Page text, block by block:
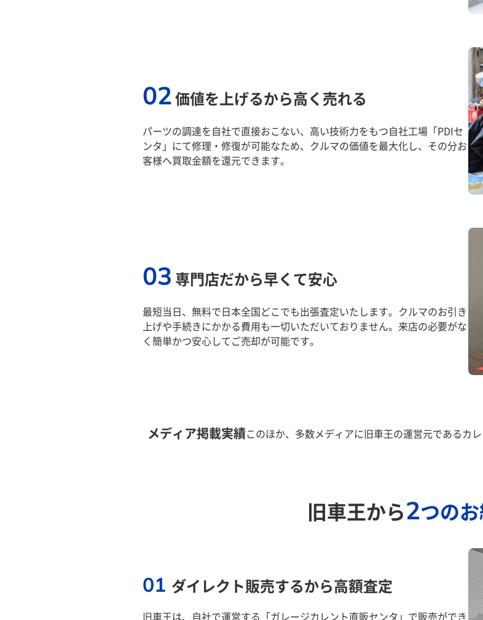
02価値を上げるから高く売れる
パーツの調達を自社で直接おこない、高い技術力をもつ自社工場「PDIセ
ンタ」にて修理・修復が可能なため、クルマの価値を最大化し、その分お
客様へ買取金額を還元できます。
03 専門店だから早くて安心
最短当日、無料で日本全国どこでも出張査定いたします。クルマのお引き
上げや手続きにかかる費用も一切いただいておりません。来店の必要がな
く簡単かつ安心してご売却が可能です。
メディア掲載実績このほか、多数メディアに旧車王の運営元であるカ
旧車王から2つの
01 ダイレクト販売するから高額査定
旧車王は、自社で運営する「ガレージカレント直販センタ」で販売ができ